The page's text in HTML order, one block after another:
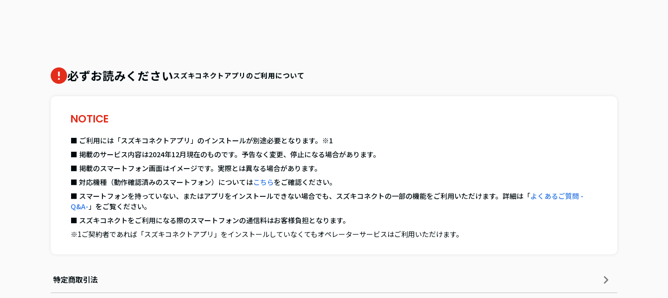
必ずお読みくださいスズキコネクトアプリのご利用について
NOTICE
■ ご利用には「スズキコネクトアプリ」のインストールが別途必要となります。※1
■ 掲載のサービス内容は2024年12月現在のものです。予告なく変更、停止になる場合があります。
■ 掲載のスマートフォン画面はイメージです。実際とは異なる場合があります。
■ 対応機種（動作確認済みのスマートフォン）についてはこちらをご確認ください。
■ スマートフォンを持っていない、またはアプリをインストールできない場合でも、スズキコネクトの一部の機能をご利用いただけます。詳細は「よくあるご質問 -
Q&A-」をご覧ください。
■ スズキコネクトをご利用になる際のスマートフォンの通信料はお客様負担となります。
※1ご契約者であれば「スズキコネクトアプリ」をインストールしていなくてもオペレーターサービスはご利用いただけます。
特定商取引法